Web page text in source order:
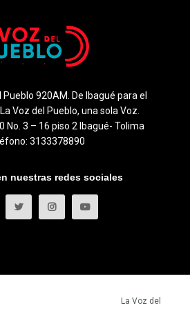
920AM. De Ibagué para el
Voz del Pueblo, una sola Voz.
No. 3 – 16 piso 2 Ibagué- Tolima
3133378890
nuestras redes sociales
La Voz del